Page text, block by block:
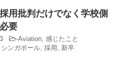
用批判だけでなく学校側
要
-Aviation, 感じたこと
シンガポール, 採用 , 新卒